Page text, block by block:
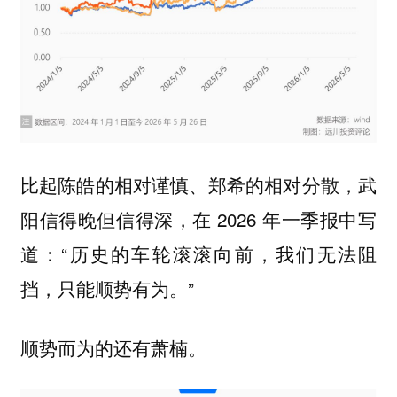
比起陈皓的相对谨慎、郑希的相对分散，武
阳信得晚但信得深，在 2026 年一季报中写
道：“历史的车轮滚滚向前，我们无法阻
挡，只能顺势有为。”
顺势而为的还有萧楠。